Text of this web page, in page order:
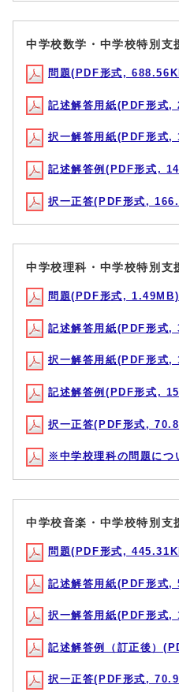
中学校数学・中学校特別支
問題(PDF形式,
記述解答用紙(PDF形式,
択一解答用紙(PDF形式,
記述解答例(PDF形式,
択一正答(PDF形式,
中学校理科・中学校特別支
問題(PDF形式, 1.49MB)
記述解答用紙(PDF形式,
択一解答用紙(PDF形式,
記述解答例(PDF形式,
択一正答(PDF形式,
※中学校理科の問題に
中学校音楽・中学校特別支
問題(PDF形式,
記述解答用紙(PDF形式,
択一解答用紙(PDF形式,
記述解答例（訂正後）
択一正答(PDF形式,